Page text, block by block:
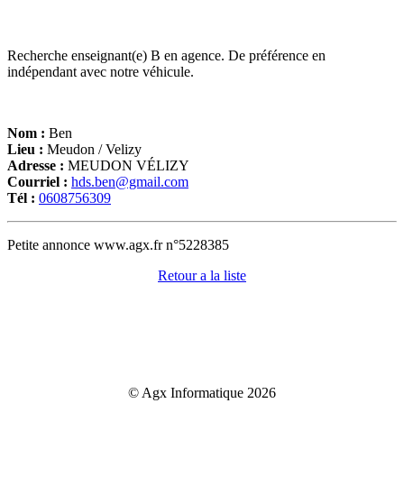
Recherche enseignant(e) B en agence. De préférence en
indépendant avec notre véhicule.
Nom : Ben
Lieu : Meudon / Velizy
Adresse : MEUDON VÉLIZY
Courriel : hds.ben@gmail.com
Tél : 0608756309
Petite annonce www.agx.fr n°5228385
Retour a la liste
© Agx Informatique 2026